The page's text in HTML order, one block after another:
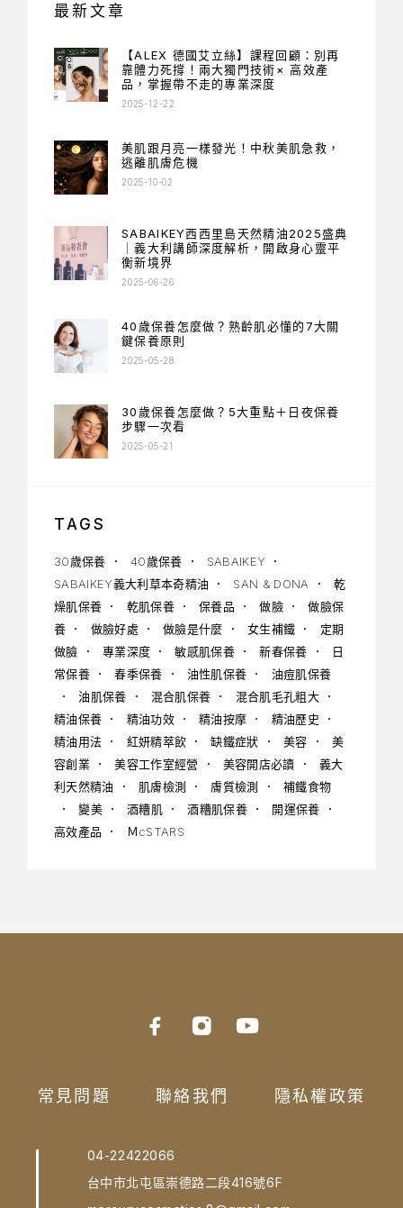
最新文章
【ALEX 德國艾立絲】課程回顧：別再
靠體力死撐！兩大獨門技術× 高效產
品，掌握帶不走的專業深度
2025-12-22
美肌跟月亮一樣發光！中秋美肌急救，
逃離肌膚危機
2025-10-02
SABAIKEY西西里島天然精油2025盛典
｜義大利講師深度解析，開啟身心靈平
衡新境界
2025-06-26
40歲保養怎麼做？熟齡肌必懂的7大關
鍵保養原則
2025-05-28
30歲保養怎麼做？5大重點＋日夜保養
步驟一次看
2025-05-21
TAGS
30歲保養 40歲保養
SABAIKEY
SABAIKEY義大利草本奇精油
SAN & DONA
乾
燥肌保養
乾肌保養 保養品 做臉
做臉保
養
做臉好處 做臉是什麼 女生補鐵
定期
做臉
專業深度 敏感肌保養 新春保養
日
常保養
春季保養 油性肌保養
油痘肌保養
油肌保養
混合肌保養
混合肌毛孔粗大
精油保養
精油功效 精油按摩
精油歷史
精油用法
紅妍精萃飲 缺鐵症狀 美容
美
容創業
美容工作室經營 美容開店必讀
義大
利天然精油
肌膚檢測 膚質檢測
補鐵食物
變美
酒糟肌 酒糟肌保養
開運保養
高效產品
ＭcSTARS
常見問題 聯絡我們 隱私權政策
04-22422066
台中市北屯區崇德路二段416號6F